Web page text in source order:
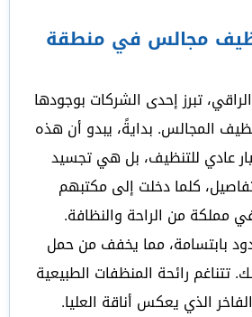
مجالس في منطقة
تبرز إحدى الشركات بوجودها
المجالس. بدايةً، يبدو أن هذه
عادي للتنظيف، بل هي تجسيد
كلما دخلت إلى مكتبهم
مملكة من الراحة والنظافة.
بابتسامة، مما يخفف من حمل
تتناغم رائحة المنظفات الطبيعية
الذي يعكس أناقة العليا.